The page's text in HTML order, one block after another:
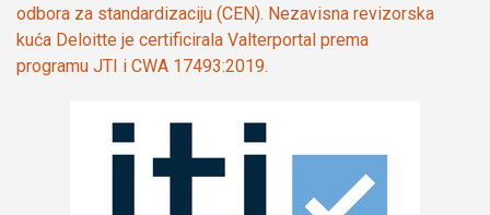
odbora za standardizaciju (CEN). Nezavisna revizorska
kuća Deloitte je certificirala Valterportal prema
programu JTI i CWA 17493:2019.